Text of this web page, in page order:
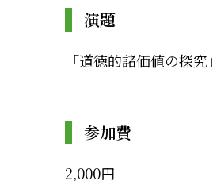
演題
「道徳的諸価値の探究」
参加費
2,000円